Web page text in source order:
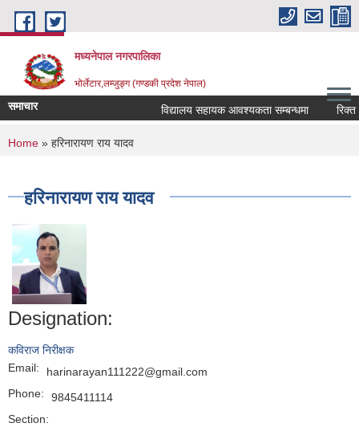
Skip to main content
मध्यनेपाल नगरपालिका
भोर्लेटार,लम्जुङ्ग (गण्डकी प्रदेश नेपाल)
समाचार विद्यालय सहायक आवश्यकता सम्बन्धमा रिक्त
You are here
Home » हरिनारायण राय यादव
हरिनारायण राय यादव
Designation:
कविराज निरीक्षक
Email:
harinarayan111222@gmail.com
Phone:
9845411114
Section: